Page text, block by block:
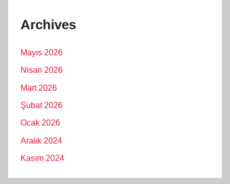
Archives
Mayıs 2026
Nisan 2026
Mart 2026
Şubat 2026
Ocak 2026
Aralık 2024
Kasım 2024